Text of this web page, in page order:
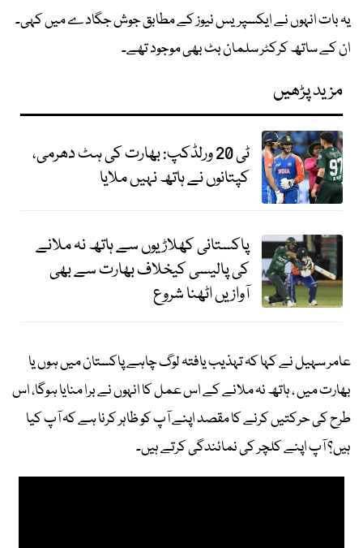
یہ بات انہوں نے ایکسپریس نیوز کے مطابق جوش جگادے میں کہی۔
ان کے ساتھ کرکٹر سلمان بٹ بھی موجود تھے۔
مزید پڑھیں
ٹی 20 ورلڈکپ: بھارت کی ہٹ دھرمی،
کپتانوں نے ہاتھ نہیں ملایا
پاکستانی کھلاڑیوں سے ہاتھ نہ ملانے
کی پالیسی کیخلاف بھارت سے بھی
آوازیں اٹھنا شروع
عامر سہیل نے کہا کہ تہذیب یافتہ لوگ چاہے پاکستان میں ہوں یا
بھارت میں ، ہاتھ نہ ملانے کے اس عمل کا انہوں نے برا منایا ہوگا، اس
طرح کی حرکتیں کرنے کا مقصد اپنے آپ کو ظاہر کرنا ہے کہ آپ کیا
ہیں؟ آپ اپنے کلچر کی نمائندگی کرتے ہیں۔